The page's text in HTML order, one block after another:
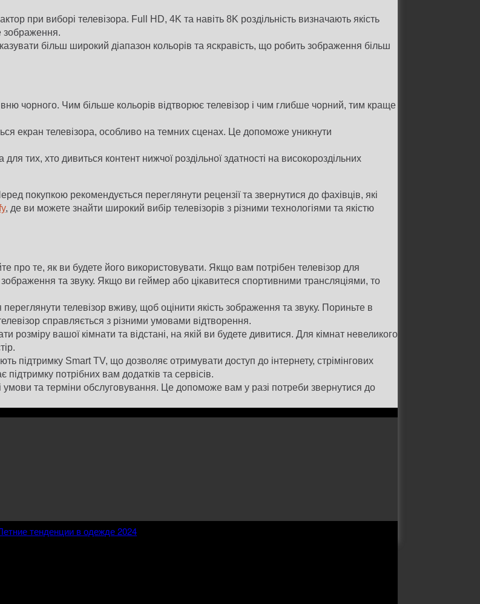
при виборі телевізора. Full HD, 4K та навіть 8K роздільність визначають якість
зображення.
більш широкий діапазон кольорів та яскравість, що робить зображення більш
чорного. Чим більше кольорів відтворює телевізор і чим глибше чорний, тим краще
екран телевізора, особливо на темних сценах. Це допоможе уникнути
тих, хто дивиться контент нижчої роздільної здатності на високороздільних
покупкою рекомендується переглянути рецензії та звернутися до фахівців, які
, де ви можете знайти широкий вибір телевізорів з різними технологіями та якістю
про те, як ви будете його використовувати. Якщо вам потрібен телевізор для
та звуку. Якщо ви геймер або цікавитеся спортивними трансляціями, то
телевізор вживу, щоб оцінити якість зображення та звуку. Пориньте в
справляється з різними умовами відтворення.
розміру вашої кімнати та відстані, на якій ви будете дивитися. Для кімнат невеликого
підтримку Smart TV, що дозволяє отримувати доступ до інтернету, стрімінгових
потрібних вам додатків та сервісів.
умови та терміни обслуговування. Це допоможе вам у разі потреби звернутися до
тенденции в одежде 2024